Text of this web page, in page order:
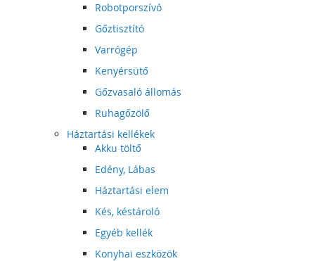
Robotporszívó
Gőztisztító
Varrógép
Kenyérsütő
Gőzvasaló állomás
Ruhagőzölő
Háztartási kellékek
Akku töltő
Edény, Lábas
Háztartási elem
Kés, késtároló
Egyéb kellék
Konyhai eszközök